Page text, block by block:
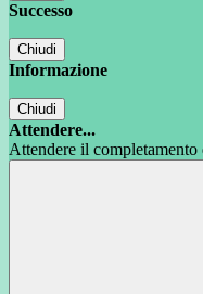
Successo
Chiudi
Informazione
Chiudi
Attendere...
Attendere il completamento